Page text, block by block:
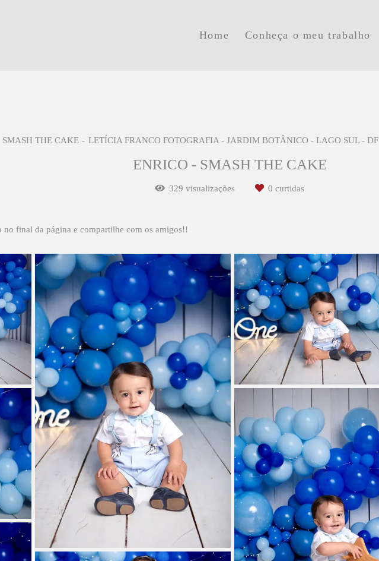
Home Conheça o meu trabalho
SMASH THE CAKE LETÍCIA FRANCO FOTOGRAFIA - JARDIM BOTÂNICO - LAGO SUL - DF
ENRICO - SMASH THE CAKE
329 visualizações 0 curtidas
no final da página e compartilhe com os amigos!!